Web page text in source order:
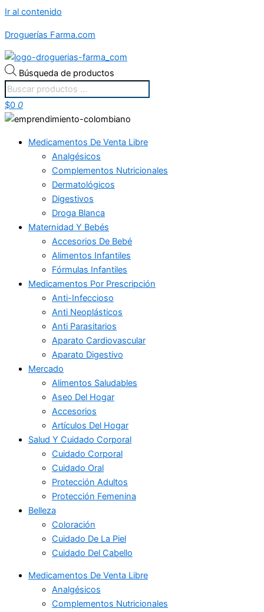
Ir al contenido
Droguerías Farma.com
Búsqueda de productos
$0 0
Medicamentos De Venta Libre
Analgésicos
Complementos Nutricionales
Dermatológicos
Digestivos
Droga Blanca
Maternidad Y Bebés
Accesorios De Bebé
Alimentos Infantiles
Fórmulas Infantiles
Medicamentos Por Prescripción
Anti-Infeccioso
Anti Neoplásticos
Anti Parasitarios
Aparato Cardiovascular
Aparato Digestivo
Mercado
Alimentos Saludables
Aseo Del Hogar
Accesorios
Artículos Del Hogar
Salud Y Cuidado Corporal
Cuidado Corporal
Cuidado Oral
Protección Adultos
Protección Femenina
Belleza
Coloración
Cuidado De La Piel
Cuidado Del Cabello
Medicamentos De Venta Libre
Analgésicos
Complementos Nutricionales